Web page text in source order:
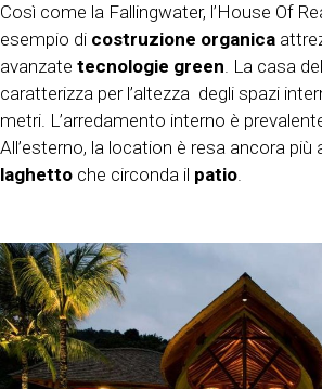
Così come la Fallingwater, l’House Of
esempio di costruzione organica
avanzate tecnologie green. La casa
caratterizza per l’altezza degli spazi
metri. L’arredamento interno è
All’esterno, la location è resa ancora
laghetto che circonda il patio.